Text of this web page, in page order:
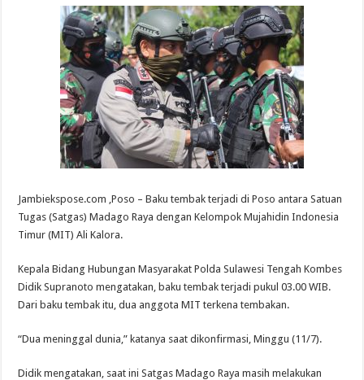
Jambiekspose.com ,Poso – Baku tembak terjadi di Poso antara Satuan
Tugas (Satgas) Madago Raya dengan Kelompok Mujahidin Indonesia
Timur (MIT) Ali Kalora.
Kepala Bidang Hubungan Masyarakat Polda Sulawesi Tengah Kombes
Didik Supranoto mengatakan, baku tembak terjadi pukul 03.00 WIB.
Dari baku tembak itu, dua anggota MIT terkena tembakan.
“Dua meninggal dunia,” katanya saat dikonfirmasi, Minggu (11/7).
Didik mengatakan, saat ini Satgas Madago Raya masih melakukan